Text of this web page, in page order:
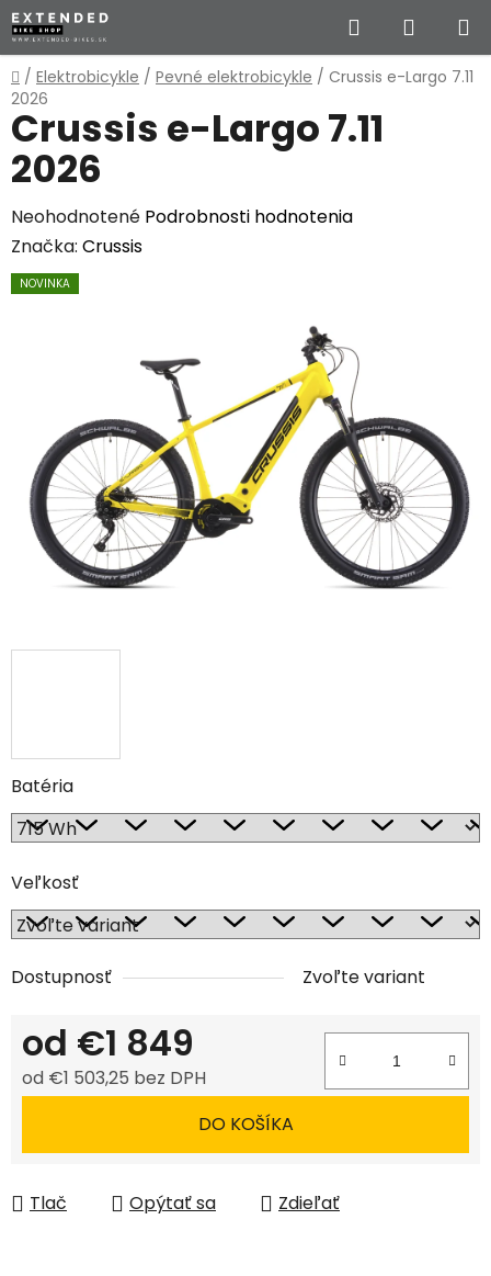
Prejsť
na
obsah
Hľadať
KOŠÍK
Domov
/ Elektrobicykle / Pevné elektrobicykle / Crussis e-Largo 7.11
2026
Batéria
Veľkosť
Dostupnosť Zvoľte variant
od €1 849
od €1 503,25 bez DPH
DO KOŠÍKA
Tlač Opýtať sa Zdieľať
Crussis e-Largo 7.11
2026
Priemerné
hodnotenie
produktu
hviezdičiek.
Neohodnotené Podrobnosti hodnotenia
Značka: Crussis
NOVINKA